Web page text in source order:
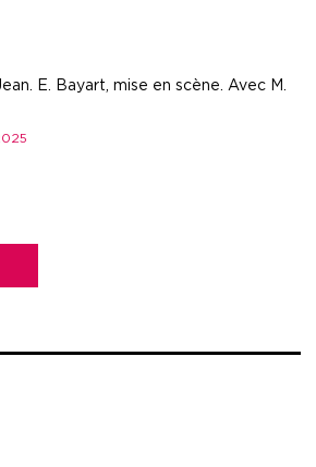
E. Bayart, mise en scène. Avec M.